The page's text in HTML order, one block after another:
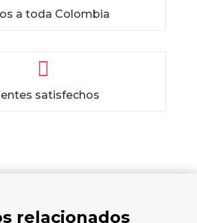
a toda Colombia

satisfechos
relacionados